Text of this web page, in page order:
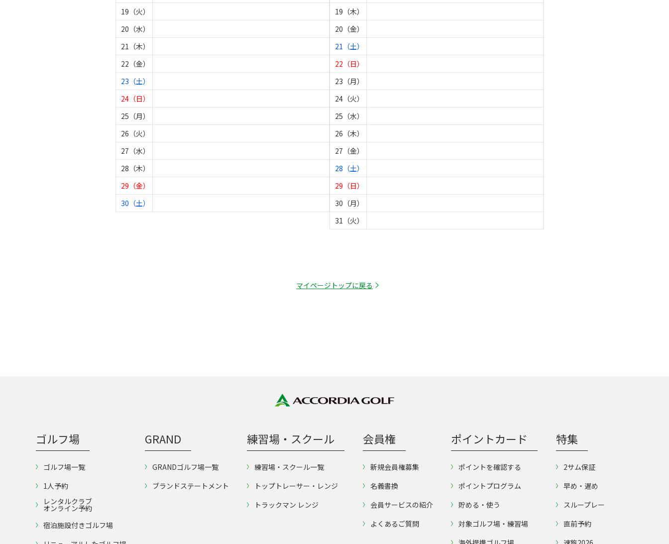
19（火）
20（水）
21（木）
22（金）
23（土）
24（日）
25（月）
26（火）
27（水）
28（木）
29（金）
30（土）
19（木）
20（金）
21（土）
22（日）
23（月）
24（火）
25（水）
26（木）
27（金）
28（土）
29（日）
30（月）
31（火）
マイページトップに戻る
ゴルフ場
ゴルフ場一覧
1人予約
レンタルクラブ
オンライン予約
宿泊施設付きゴルフ場
GRAND
GRANDゴルフ場一覧
ブランドステートメント
練習場・スクール
練習場・スクール一覧
トップトレーサー・レンジ
トラックマン レンジ
会員権
新規会員権募集
名義書換
会員サービスの紹介
よくあるご質問
ポイントカード
ポイントを確認する
ポイントプログラム
貯める・使う
対象ゴルフ場・練習場
特集
2サム保証
早め・遅め
スループレー
直前予約